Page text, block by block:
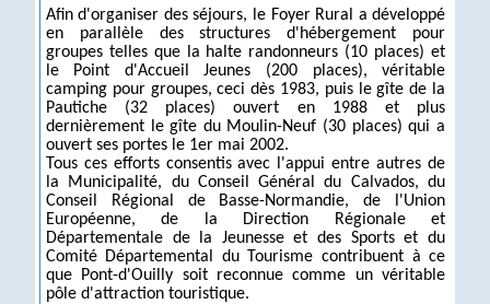
Afin d'organiser des séjours, le Foyer Rural a développé
en parallèle des structures d'hébergement pour
groupes telles que la halte randonneurs (10 places) et
le Point d'Accueil Jeunes (200 places), véritable
camping pour groupes, ceci dès 1983, puis le gîte de la
Pautiche (32 places) ouvert en 1988 et plus
dernièrement le gîte du Moulin-Neuf (30 places) qui a
ouvert ses portes le 1er mai 2002.
Tous ces efforts consentis avec l'appui entre autres de
la Municipalité, du Conseil Général du Calvados, du
Conseil Régional de Basse-Normandie, de l'Union
Européenne, de la Direction Régionale et
Départementale de la Jeunesse et des Sports et du
Comité Départemental du Tourisme contribuent à ce
que Pont-d'Ouilly soit reconnue comme un véritable
pôle d'attraction touristique.